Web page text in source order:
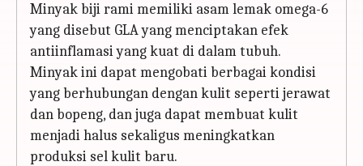
Minyak biji rami memiliki asam lemak omega-6
yang disebut GLA yang menciptakan efek
antiinflamasi yang kuat di dalam tubuh.
Minyak ini dapat mengobati berbagai kondisi
yang berhubungan dengan kulit seperti jerawat
dan bopeng, dan juga dapat membuat kulit
menjadi halus sekaligus meningkatkan
produksi sel kulit baru.